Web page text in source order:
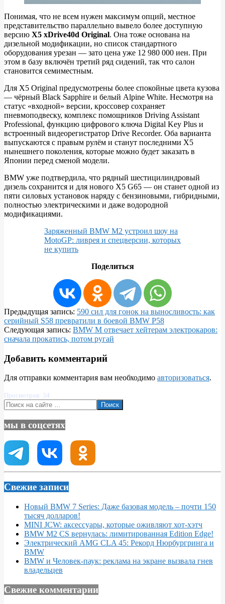
Понимая, что не всем нужен максимум опций, местное
представительство параллельно вывело более доступную
версию X5 xDrive40d Original. Она тоже основана на
дизельной модификации, но список стандартного
оборудования урезан — зато цена уже 12 980 000 иен. При
этом в базу включён третий ряд сидений, так что салон
становится семиместным.
Для X5 Original предусмотрены более спокойные цвета кузова
— чёрный Black Sapphire и белый Alpine White. Несмотря на
статус «входной» версии, кроссовер сохраняет
пневмоподвеску, комплекс помощников Driving Assistant
Professional, функцию цифрового ключа Digital Key Plus и
встроенный видеорегистратор Drive Recorder. Оба варианта
выпускаются с правым рулём и станут последними X5
нынешнего поколения, которые можно будет заказать в
Японии перед сменой модели.
BMW уже подтвердила, что рядный шестицилиндровый
дизель сохранится и для нового X5 G65 — он станет одной из
пяти силовых установок наряду с бензиновыми, гибридными,
полностью электрическими и даже водородной
модификациями.
Заряженный BMW M2 устроил шоу на
MotoGP: ливрея и спецверсии, которых
не купить
Поделиться
2026-
06-
26
Предыдущая запись: 590 сил для гонок на выносливость: как
серийный S58 превратили в боевой BMW P58
Следующая запись: BMW M отвечает хейтерам электрокаров:
сначала прокатись, потом ругай
Добавить комментарий
Для отправки комментария вам необходимо авторизоваться.
Просмотров: 34
Поиск
мы в соцсетях
Свежие записи
Новый BMW 7 Series: Даже базовая модель – почти 150
тысяч долларов!
MINI JCW: аксессуары, которые оживляют хот-хэтч
BMW M2 CS вернулась: лимитированная Edition Edge!
Электрический AMG CLA 45: Рекорд Нюрбургринга и
BMW
BMW и Человек-паук: реклама на экране вызвала гнев
владельцев
Свежие комментарии